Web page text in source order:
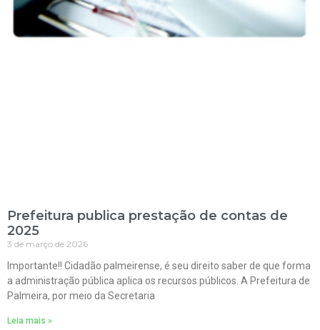
Prefeitura publica prestação de contas de
2025
3 de março de 2026
Importante!! Cidadão palmeirense, é seu direito saber de que forma
a administração pública aplica os recursos públicos. A Prefeitura de
Palmeira, por meio da Secretaria
Leia mais »